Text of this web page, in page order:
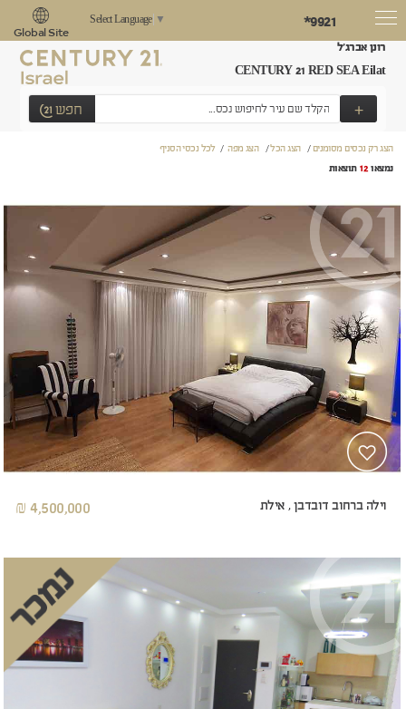
*9921
Select Language ▼
Global Site
+ חפש
רונן אברג'ל
CENTURY 21 RED SEA Eilat
הצג רק נכסים מסומנים/הצג הכל/הצג מפה/לכל נכסי הסניף
נמצאו12 תוצאות
וילה ברחוב דובדבן , אילת 4,500,000 ₪